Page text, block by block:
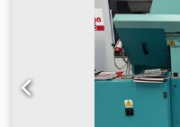
vretene i linearnog
testere. - Automatski
hoda trake testere sa
transporter strugotine. -
tankostjenih cevi i profila.
testere, kontinuirano